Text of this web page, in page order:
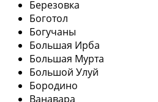
Березовка
Боготол
Богучаны
Большая Ирба
Большая Мурта
Большой Улуй
Бородино
Ванавара